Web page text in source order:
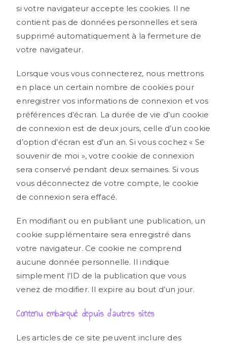
si votre navigateur accepte les cookies. Il ne
contient pas de données personnelles et sera
supprimé automatiquement à la fermeture de
votre navigateur.
Lorsque vous vous connecterez, nous mettrons
en place un certain nombre de cookies pour
enregistrer vos informations de connexion et vos
préférences d’écran. La durée de vie d’un cookie
de connexion est de deux jours, celle d’un cookie
d’option d’écran est d’un an. Si vous cochez « Se
souvenir de moi », votre cookie de connexion
sera conservé pendant deux semaines. Si vous
vous déconnectez de votre compte, le cookie
de connexion sera effacé.
En modifiant ou en publiant une publication, un
cookie supplémentaire sera enregistré dans
votre navigateur. Ce cookie ne comprend
aucune donnée personnelle. Il indique
simplement l’ID de la publication que vous
venez de modifier. Il expire au bout d’un jour.
Contenu embarqué depuis d’autres sites
Les articles de ce site peuvent inclure des